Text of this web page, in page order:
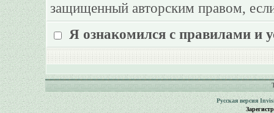
защищенный авторским правом,
Я ознакомился с правилами и
Русская версия